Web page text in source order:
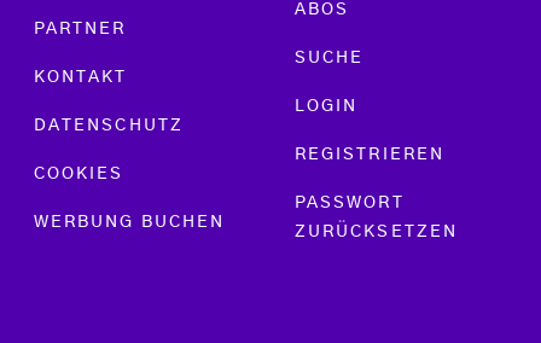
PARTNER
KONTAKT
DATENSCHUTZ
COOKIES
WERBUNG BUCHEN
ABOS
SUCHE
LOGIN
REGISTRIEREN
PASSWORT
ZURÜCKSETZEN